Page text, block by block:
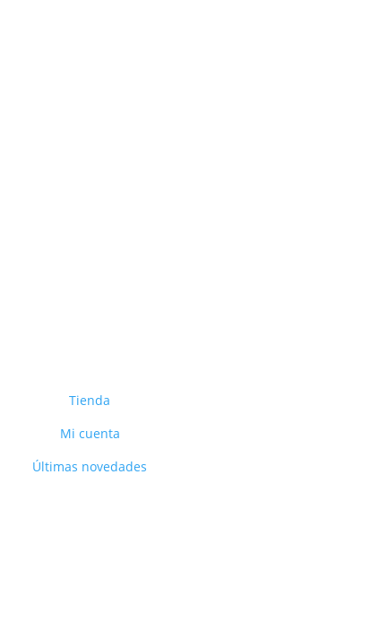
Tienda
Mi cuenta
Últimas novedades